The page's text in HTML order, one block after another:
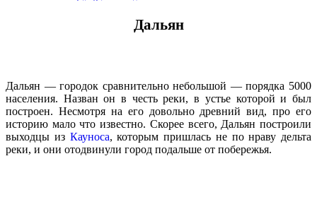
Дальян
Дальян — городок сравнительно небольшой — порядка 5000
населения. Назван он в честь реки, в устье которой и был
построен. Несмотря на его довольно древний вид, про его
историю мало что известно. Скорее всего, Дальян построили
выходцы из Кауноса, которым пришлась не по нраву дельта
реки, и они отодвинули город подальше от побережья.